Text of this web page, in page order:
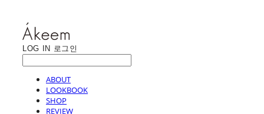
LOG IN 로그인
ABOUT
LOOKBOOK
SHOP
REVIEW